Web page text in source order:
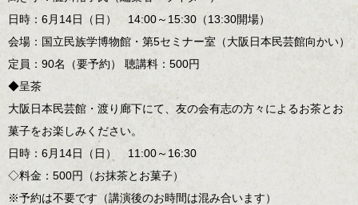
日時：6月14日（日） 14:00～15:30（13:30開場）
会場：国立民族学博物館・第5セミナー室（大阪日本民芸館向かい）
定員：90名（要予約） 聴講料：500円
◆呈茶
大阪日本民芸館・渡り廊下にて、友の会有志の方々によるお茶とお
菓子をお楽しみください。
日時：6月14日（日） 11:00～16:30
◇料金：500円（お抹茶とお菓子）
※予約は不要です（講演後のお時間は混み合います）